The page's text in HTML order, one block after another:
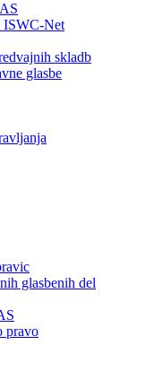
ISWC-Net
skladb
glasbe
glasbenih del
pravo